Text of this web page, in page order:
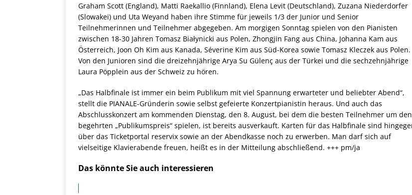
Graham Scott (England), Matti Raekallio (Finnland), Elena Levit (Deutschland), Zuzana Niederdorfer
(Slowakei) und Uta Weyand haben ihre Stimme für jeweils 1/3 der Junior und Senior
Teilnehmerinnen und Teilnehmer abgegeben. Am morgigen Sonntag spielen von den Pianisten
zwischen 18-30 Jahren Tomasz Białynicki aus Polen, Zhongjin Fang aus China, Johanna Kam aus
Österreich, Joon Oh Kim aus Kanada, Séverine Kim aus Süd-Korea sowie Tomasz Kleczek aus Polen.
Von den Junioren sind die dreizehnjährige Arya Su Gülenç aus der Türkei und die sechzehnjährige
Laura Pöpplein aus der Schweiz zu hören.
„Das Halbfinale ist immer ein beim Publikum mit viel Spannung erwarteter und beliebter Abend“,
stellt die PIANALE-Gründerin sowie selbst gefeierte Konzertpianistin heraus. Und auch das
Abschlusskonzert am kommenden Dienstag, den 8. August, bei dem die besten Teilnehmer um den
begehrten „Publikumspreis“ spielen, ist bereits ausverkauft. Karten für das Halbfinale sind
über das Ticketportal reservix sowie an der Abendkasse noch zu erwerben. Man darf sich auf
vielseitige Klavierabende freuen, heißt es in der Mitteilung abschließend. +++ pm/ja
Das könnte Sie auch interessieren